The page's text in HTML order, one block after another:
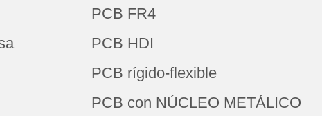
PCB FR4
PCB HDI
PCB rígido-flexible
PCB con NÚCLEO METÁLICO